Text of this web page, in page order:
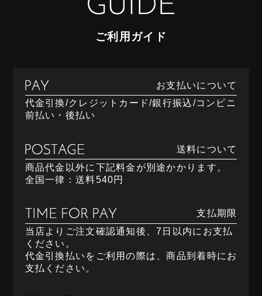
ご利用ガイド
お支払いについて
代金引換/クレジットカード/銀行振込/コンビニ
前払い・後払い
送料について
商品代金以外に下記料金が別途かかります。
全国一律：送料540円
支払期限
当店よりご注文確認通知後、7日以内にお支払
ください。
代金引換払いをご利用の際は、商品到着時にお
支払ください。